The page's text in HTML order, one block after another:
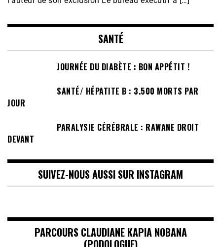
SANTÉ
JOURNÉE DU DIABÈTE : BON APPÉTIT !
SANTÉ/ HÉPATITE B : 3.500 MORTS PAR
JOUR
PARALYSIE CÉRÉBRALE : RAWANE DROIT
DEVANT
SUIVEZ-NOUS AUSSI SUR INSTAGRAM
PARCOURS CLAUDIANE KAPIA NOBANA